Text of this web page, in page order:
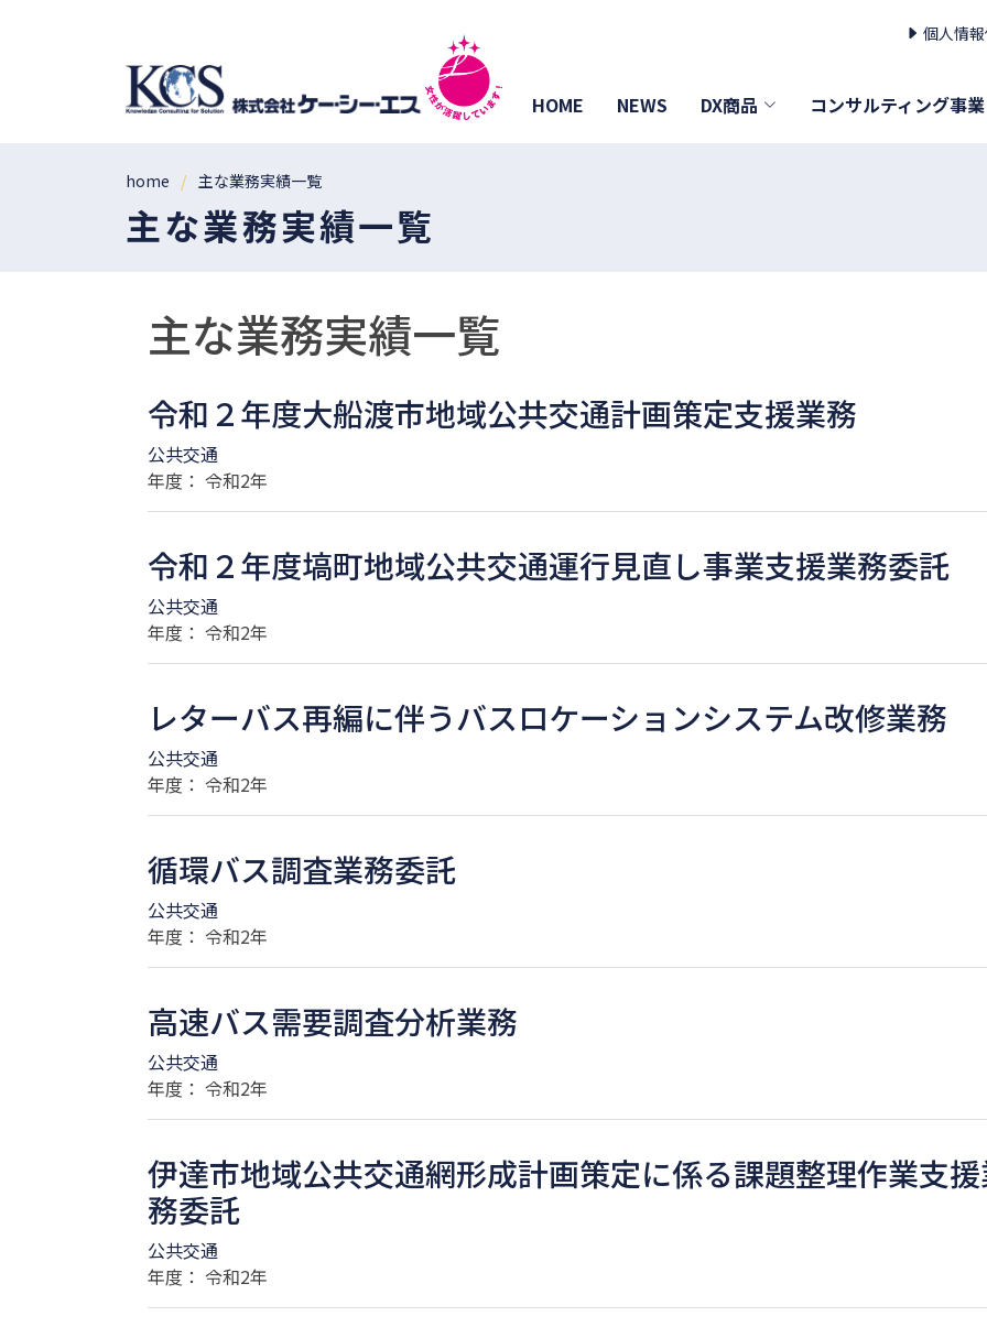
個人情
HOME NEWS DX商品 コンサルティング事業
home 主な業務実績一覧
主な業務実績一覧
主な業務実績一覧
令和２年度大船渡市地域公共交通計画策定支援業務
公共交通
年度： 令和2年
令和２年度塙町地域公共交通運行見直し事業支援業務委託
公共交通
年度： 令和2年
レターバス再編に伴うバスロケーションシステム改修業務
公共交通
年度： 令和2年
循環バス調査業務委託
公共交通
年度： 令和2年
高速バス需要調査分析業務
公共交通
年度： 令和2年
伊達市地域公共交通網形成計画策定に係る課題整理作業支
務委託
公共交通
年度： 令和2年